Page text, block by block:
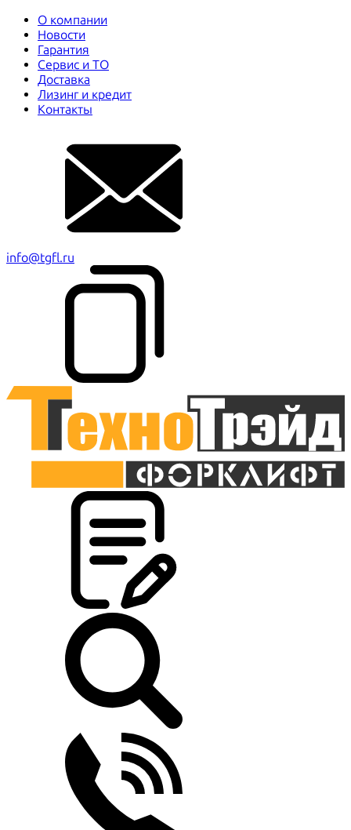
О компании
Новости
Гарантия
Сервис и ТО
Доставка
Лизинг и кредит
Контакты
info@tgfl.ru